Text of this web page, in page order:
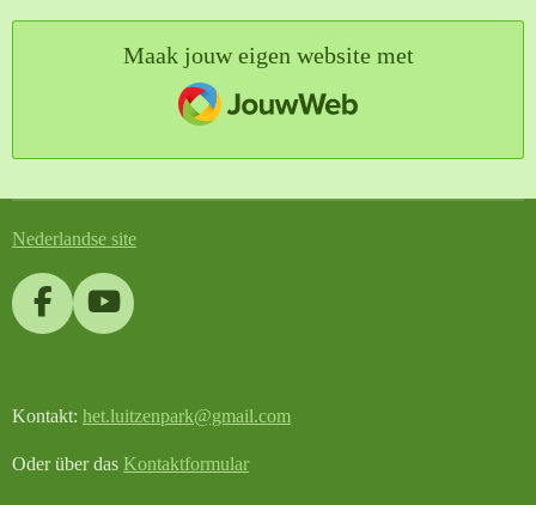
Maak jouw eigen website met
JouwWeb
Nederlandse site
F
b
o
Y
u
b
Kontakt: het.luitzenpark@gmail.com
Oder über das Kontaktformular